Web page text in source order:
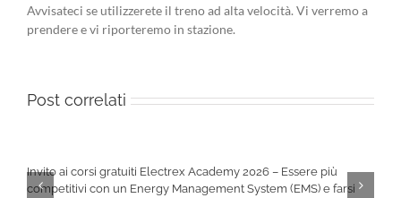
Avvisateci se utilizzerete il treno ad alta velocità. Vi verremo a
prendere e vi riporteremo in stazione.
Post correlati
Invito ai corsi gratuiti Electrex Academy 2026 – Essere più
competitivi con un Energy Management System (EMS) e farsi